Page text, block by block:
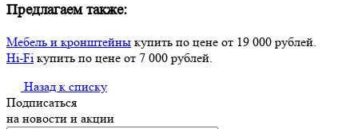
Предлагаем также:
Мебель и кронштейны купить по цене от 19 000 рублей.
Hi-Fi купить по цене от 7 000 рублей.
Назад к списку
Подписаться
на новости и акции